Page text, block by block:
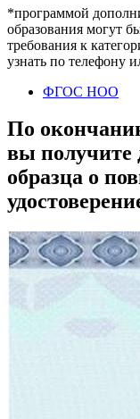
*программой
образования могут
требования к
узнать по телефону
ФГОС НОО
По
вы получите
образца о